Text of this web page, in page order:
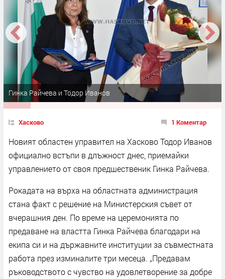
Гинка Райчева и Тодор Иванов
Хасково 1 Коментар
Новият областен управител на Хасково Тодор Иванов
официално встъпи в длъжност днес, приемайки
управлението от своя предшественик Гинка Райчева.
Рокадата на върха на областната администрация
стана факт с решение на Министерския съвет от
вчерашния ден. По време на церемонията по
предаване на властта Гинка Райчева благодари на
екипа си и на държавните институции за съвместната
работа през изминалите три месеца. „Предавам
ръководството с чувство на удовлетворение за добре